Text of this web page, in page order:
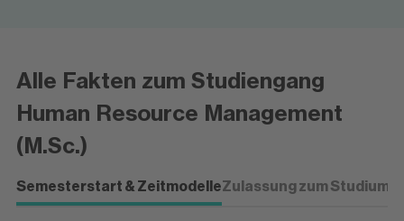
Personalfragen, unterstützt den Wandel von
Organisationen und sorgst dafür, dass HR-
Maßnahmen auf die Unternehmensziele
Alle Fakten zum Studiengang
Human Resource Management
(M.Sc.)
Semesterstart & ZeitmodelleZulassung zum Studium